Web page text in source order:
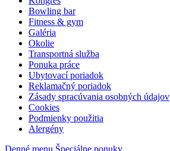
Bowling bar
Fitness & gym
Galéria
Okolie
Transportná služba
Ponuka práce
Ubytovací poriadok
Reklamačný poriadok
Zásady spracúvania osobných údajov
Cookies
Podmienky použitia
Alergény
Denné menu Špeciálne ponuky